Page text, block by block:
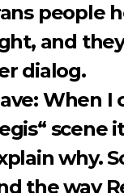
people
and
dialog.
When I
scene
why.
the way